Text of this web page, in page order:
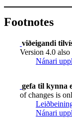
Footnotes
viðeigandi
Version 4.0
Nánari
gefa til kynna
of changes is
Nánari